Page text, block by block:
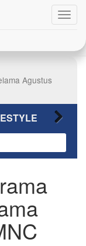
Agustus